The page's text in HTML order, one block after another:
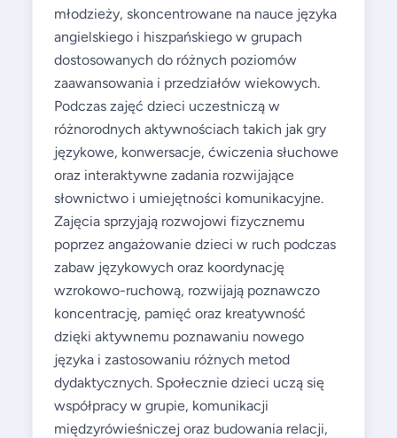
młodzieży, skoncentrowane na nauce języka
angielskiego i hiszpańskiego w grupach
dostosowanych do różnych poziomów
zaawansowania i przedziałów wiekowych.
Podczas zajęć dzieci uczestniczą w
różnorodnych aktywnościach takich jak gry
językowe, konwersacje, ćwiczenia słuchowe
oraz interaktywne zadania rozwijające
słownictwo i umiejętności komunikacyjne.
Zajęcia sprzyjają rozwojowi fizycznemu
poprzez angażowanie dzieci w ruch podczas
zabaw językowych oraz koordynację
wzrokowo-ruchową, rozwijają poznawczo
koncentrację, pamięć oraz kreatywność
dzięki aktywnemu poznawaniu nowego
języka i zastosowaniu różnych metod
dydaktycznych. Społecznie dzieci uczą się
współpracy w grupie, komunikacji
międzyrówieśniczej oraz budowania relacji,